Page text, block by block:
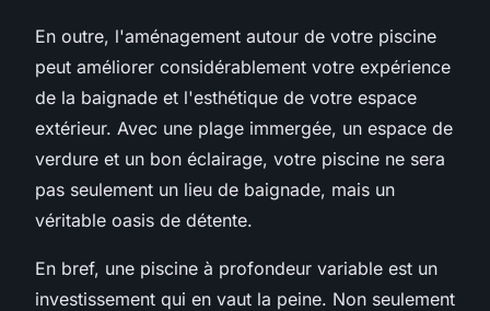
En outre, l'aménagement autour de votre piscine
peut améliorer considérablement votre expérience
de la baignade et l'esthétique de votre espace
extérieur. Avec une plage immergée, un espace de
verdure et un bon éclairage, votre piscine ne sera
pas seulement un lieu de baignade, mais un
véritable oasis de détente.
En bref, une piscine à profondeur variable est un
investissement qui en vaut la peine. Non seulement